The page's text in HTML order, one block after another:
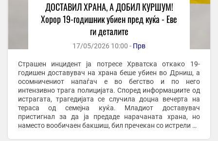
ДОСТАВИЛ ХРАНА, А ДОБИЛ КУРШУМ!
Хорор 19-годишник убиен пред куќа - Еве
ги деталите
17/05/2026 10:00 - Прв
Страшен инцидент ја потресе Хрватска откако 19-
годишен доставувач на храна беше убиен во Дрниш, а
осомничениот напаѓач е во бегство и по него
интензивно трага полицијата. Според информациите од
истрагата, трагедијата се случила доцна вечерта на
тераса од семејна куќа. Младиот доставувач
пристигнал за да ја предаде нарачаната храна, но
наместо вообичаен бакшиш, бил пречекан со истрели од